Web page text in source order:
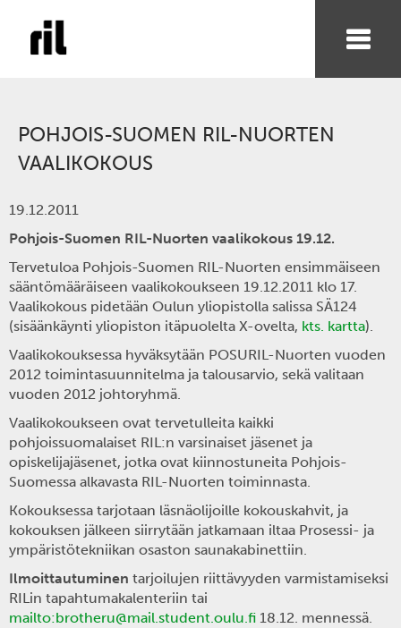
POHJOIS-SUOMEN RIL-NUORTEN
VAALIKOKOUS
19.12.2011
Pohjois-Suomen RIL-Nuorten vaalikokous 19.12.
Tervetuloa Pohjois-Suomen RIL-Nuorten ensimmäiseen
sääntömääräiseen vaalikokoukseen 19.12.2011 klo 17.
Vaalikokous pidetään Oulun yliopistolla salissa SÄ124
(sisäänkäynti yliopiston itäpuolelta X-ovelta, kts. kartta).
Vaalikokouksessa hyväksytään POSURIL-Nuorten vuoden
2012 toimintasuunnitelma ja talousarvio, sekä valitaan
vuoden 2012 johtoryhmä.
Vaalikokoukseen ovat tervetulleita kaikki
pohjoissuomalaiset RIL:n varsinaiset jäsenet ja
opiskelijajäsenet, jotka ovat kiinnostuneita Pohjois-
Suomessa alkavasta RIL-Nuorten toiminnasta.
Kokouksessa tarjotaan läsnäolijoille kokouskahvit, ja
kokouksen jälkeen siirrytään jatkamaan iltaa Prosessi- ja
ympäristötekniikan osaston saunakabinettiin.
Ilmoittautuminen tarjoilujen riittävyyden varmistamiseksi
RILin tapahtumakalenteriin tai
mailto:brotheru@mail.student.oulu.fi 18.12. mennessä.